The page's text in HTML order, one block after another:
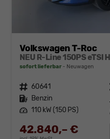
Volkswagen T-Roc
sofort lieferbar Neuwagen
Fahrzeugnr. 60641
Kraftstoff Benzin
Leistung 110 kW (150 PS)
42.840,– €